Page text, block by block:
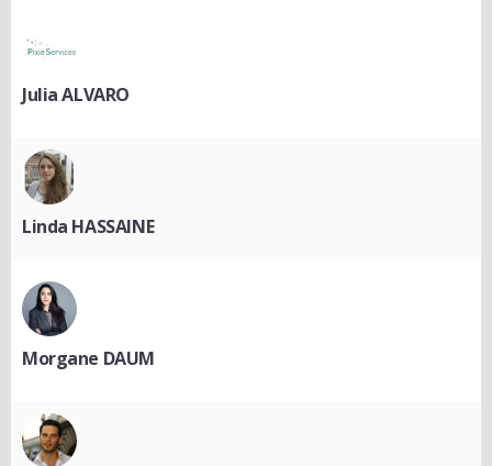
Julia ALVARO
Linda HASSAINE
Morgane DAUM